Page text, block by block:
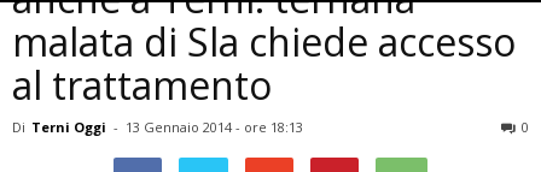
malata di Sla chiede accesso
al trattamento
Di Terni Oggi - 13 Gennaio 2014 - ore 18:13 0